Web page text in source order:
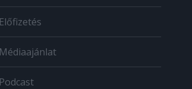
Előfizetés
Médiaajánlat
Podcast